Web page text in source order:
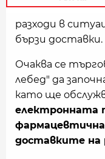
разходи в
бързи доставки.
Очаква се
лебед" да
като ще
електронната
доставките на